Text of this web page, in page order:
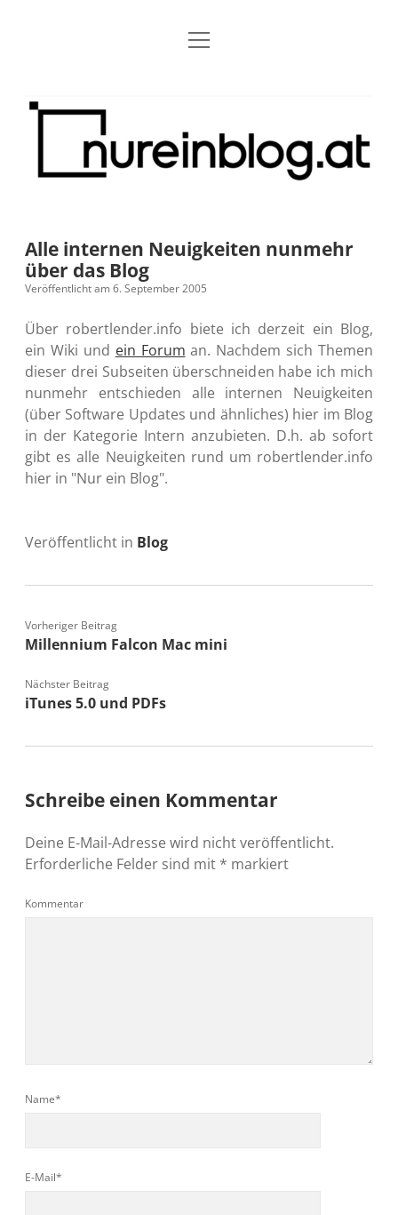
Blog
Archiv
Kontakt
Grundsätze Dropdown-
Kreativitätserklärung
Barrierefreiheit
Meine Fediverse Regeln
öffnen
barcamper.at – Die österreichische Barcamp Liste
Alleinr – Der Ruheraum im Web (externer Link)
S9y InfoCamp – Der Serendpity Podcast (externer
Link)
Impressum Dropdown-
Datenschutz
Microblog
rss email-
form
mastodon
Menü
Nur
Blog
Alle internen Neuigkeiten nunmehr
über das Blog
Veröffentlicht am 6. September 2005
Über robertlender.info biete ich derzeit ein Blog,
ein Wiki und ein Forum an. Nachdem sich Themen
dieser drei Subseiten überschneiden habe ich mich
nunmehr entschieden alle internen Neuigkeiten
(über Software Updates und ähnliches) hier im Blog
in der Kategorie Intern anzubieten. D.h. ab sofort
gibt es alle Neuigkeiten rund um robertlender.info
hier in "Nur ein Blog".
Veröffentlicht in Blog
Vorheriger Beitrag
Millennium Falcon Mac mini
Nächster Beitrag
iTunes 5.0 und PDFs
Schreibe einen Kommentar
Deine E-Mail-Adresse wird nicht veröffentlicht.
Erforderliche Felder sind mit * markiert
Kommentar
Name*
E-Mail*